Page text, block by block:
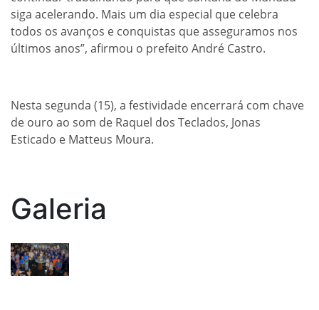
siga acelerando. Mais um dia especial que celebra
todos os avanços e conquistas que asseguramos nos
últimos anos”, afirmou o prefeito André Castro.
Nesta segunda (15), a festividade encerrará com chave
de ouro ao som de Raquel dos Teclados, Jonas
Esticado e Matteus Moura.
Galeria